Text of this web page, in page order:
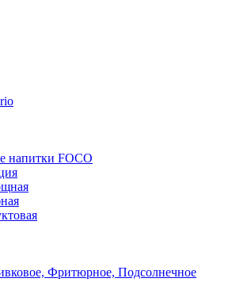
напитки FOCO
Фритюрное, Подсолнечное